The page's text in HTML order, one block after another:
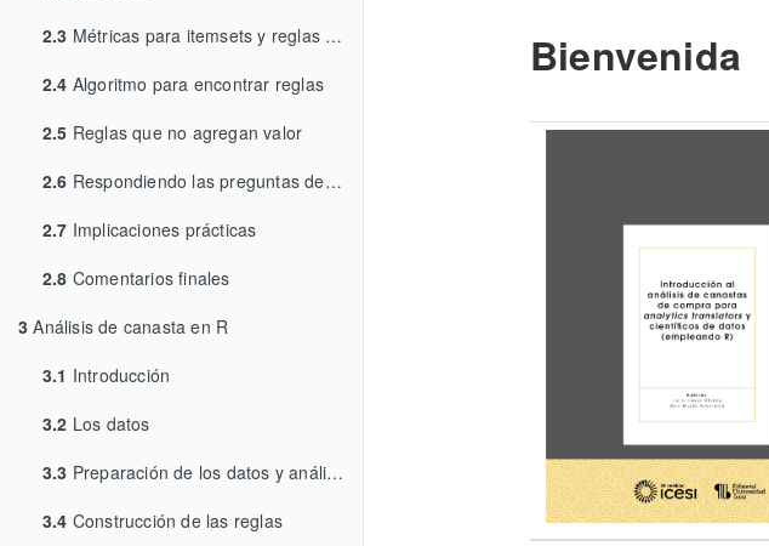
2.3 Métricas para itemsets y reglas de asociación
2.4 Algoritmo para encontrar reglas
2.5 Reglas que no agregan valor
2.6 Respondiendo las preguntas de negocio
2.7 Implicaciones prácticas
2.8 Comentarios finales
3 Análisis de canasta en R
3.1 Introducción
3.2 Los datos
3.3 Preparación de los datos y análisis preliminar
3.4 Construcción de las reglas
Bienvenida